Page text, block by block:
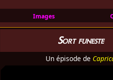
Images
Sort funeste
Un épisode de